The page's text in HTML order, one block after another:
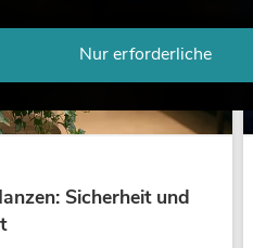
Sicherheit und
Nur erforderliche